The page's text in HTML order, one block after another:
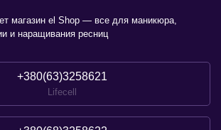
магазин el Shop — все для маникюра,
и наращивания ресниц
+380(63)3258621
Lifecell